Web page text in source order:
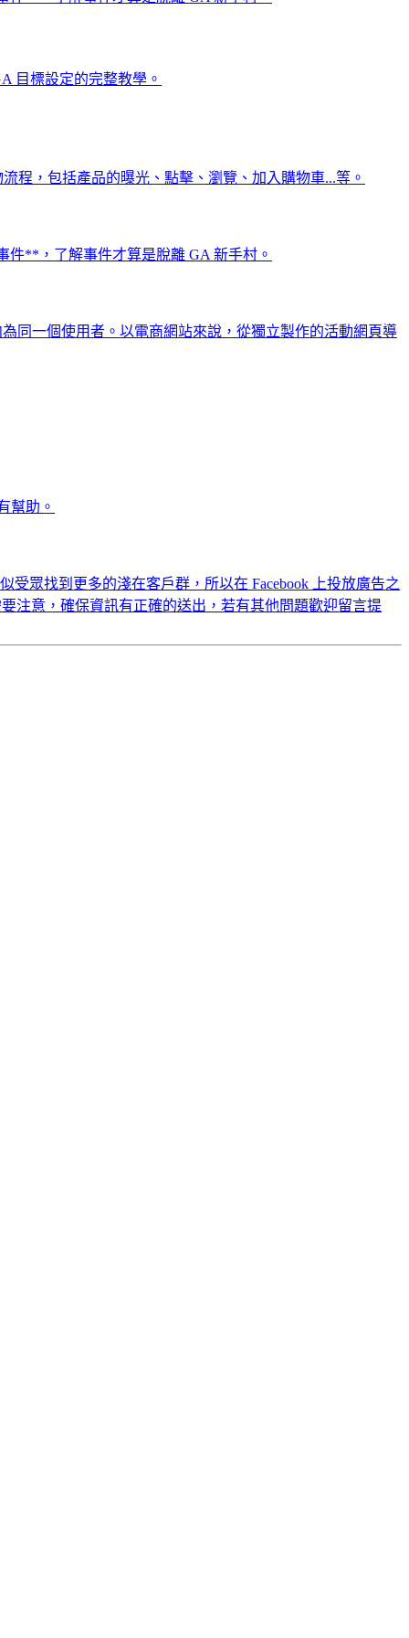
目標設定的完整教學。
程，包括產品的曝光、點擊、瀏覽、加入購物車...等。
件**，了解事件才算是脫離 GA 新手村。
同一個使用者。以電商網站來說，從獨立製作的活動網頁導
幫助。
受眾找到更多的淺在客戶群，所以在 Facebook 上投放廣告之
注意，確保資訊有正確的送出，若有其他問題歡迎留言提